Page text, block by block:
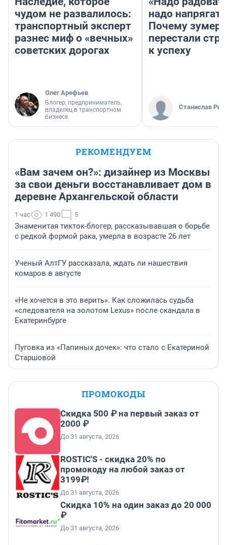
чудом не развалилось:
транспортный эксперт
разнес миф о «вечных»
советских дорогах
Олег Арефьев
Блогер, предприниматель,
владелец в транспортном
бизнесе
надо
Почему
перестали
к успеху
Станислав
РЕКОМЕНДУЕМ
«Вам зачем он?»: дизайнер из Москвы
за свои деньги восстанавливает дом в
деревне Архангельской области
1 час 1 490 5
Знаменитая тикток-блогер, рассказывавшая о борьбе
с редкой формой рака, умерла в возрасте 26 лет
Ученый АлтГУ рассказала, ждать ли нашествия
комаров в августе
«Не хочется в это верить». Как сложилась судьба
«следователя на золотом Lexus» после скандала в
Екатеринбурге
Пуговка из «Папиных дочек»: что стало с Екатериной
Старшовой
ПРОМОКОДЫ
Скидка 500 ₽ на первый заказ от
2000 ₽
До 31 августа, 2026
ROSTIC'S - скидка 20% по
промокоду на любой заказ от
3199₽!
До 31 августа, 2026
Скидка 10% на один заказ до 20 000
₽
До 31 августа, 2026